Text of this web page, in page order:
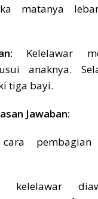
matanya
Kelelawar
anaknya.
tiga bayi.
Jawaban:
kelelawar